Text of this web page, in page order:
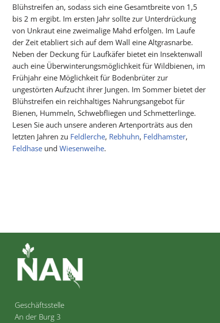
Blühstreifen an, sodass sich eine Gesamtbreite von 1,5
bis 2 m ergibt. Im ersten Jahr sollte zur Unterdrückung
von Unkraut eine zweimalige Mahd erfolgen. Im Laufe
der Zeit etabliert sich auf dem Wall eine Altgrasnarbe.
Neben der Deckung für Laufkäfer bietet ein Insektenwall
auch eine Überwinterungsmöglichkeit für Wildbienen, im
Frühjahr eine Möglichkeit für Bodenbrüter zur
ungestörten Aufzucht ihrer Jungen. Im Sommer bietet der
Blühstreifen ein reichhaltiges Nahrungsangebot für
Bienen, Hummeln, Schwebfliegen und Schmetterlinge.
Lesen Sie auch unsere anderen Artenporträts aus den
letzten Jahren zu Feldlerche, Rebhuhn, Feldhamster,
Feldhase und Wiesenweihe.
Geschäftsstelle
An der Burg 3